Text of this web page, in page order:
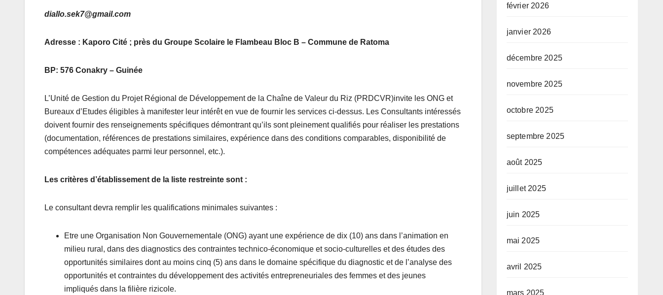
diallo.sek7@gmail.com
Adresse : Kaporo Cité ; près du Groupe Scolaire le Flambeau Bloc B – Commune de Ratoma
BP: 576 Conakry – Guinée
L’Unité de Gestion du Projet Régional de Développement de la Chaîne de Valeur du Riz (PRDCVR)invite les ONG et
Bureaux d’Etudes éligibles à manifester leur intérêt en vue de fournir les services ci-dessus. Les Consultants intéressés
doivent fournir des renseignements spécifiques démontrant qu’ils sont pleinement qualifiés pour réaliser les prestations
(documentation, références de prestations similaires, expérience dans des conditions comparables, disponibilité de
compétences adéquates parmi leur personnel, etc.).
Les critères d’établissement de la liste restreinte sont :
Le consultant devra remplir les qualifications minimales suivantes :
Etre une Organisation Non Gouvernementale (ONG) ayant une expérience de dix (10) ans dans l’animation en
milieu rural, dans des diagnostics des contraintes technico-économique et socio-culturelles et des études des
opportunités similaires dont au moins cinq (5) ans dans le domaine spécifique du diagnostic et de l’analyse des
opportunités et contraintes du développement des activités entrepreneuriales des femmes et des jeunes
impliqués dans la filière rizicole.
février 2026
janvier 2026
décembre 2025
novembre 2025
octobre 2025
septembre 2025
août 2025
juillet 2025
juin 2025
mai 2025
avril 2025
mars 2025